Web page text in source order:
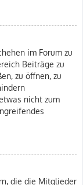
im Forum zu
Beiträge zu
zu öffnen, zu
nicht zum
die die Mitglieder